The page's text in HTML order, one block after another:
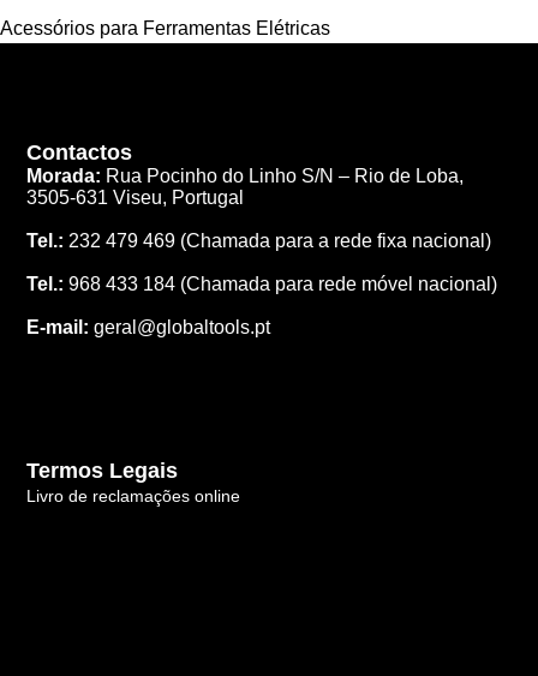
Acessórios para Ferramentas Elétricas
Contactos
Morada: Rua Pocinho do Linho S/N – Rio de Loba,
3505-631 Viseu, Portugal
Tel.: 232 479 469 (Chamada para a rede fixa nacional)
Tel.: 968 433 184 (Chamada para rede móvel nacional)
E-mail: geral@globaltools.pt
Termos Legais
Livro de reclamações online